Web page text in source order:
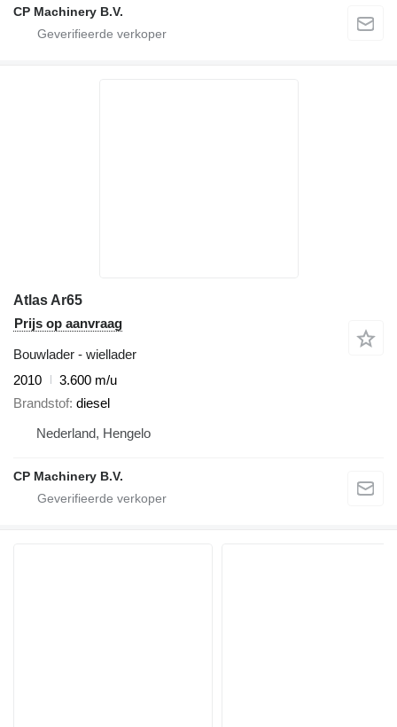
CP Machinery B.V.
Atlas Ar65
Prijs op aanvraag
Bouwlader - wiellader
2010
3.600 m/u
Brandstof diesel
Nederland, Hengelo
CP Machinery B.V.